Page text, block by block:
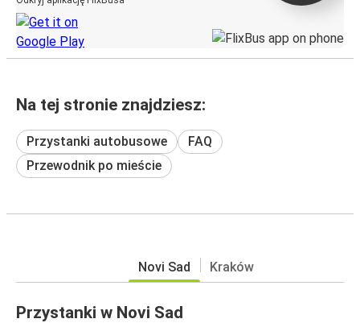
Na tej stronie znajdziesz:
Przystanki autobusowe
FAQ
Przewodnik po mieście
Novi Sad Kraków
Przystanki w Novi Sad